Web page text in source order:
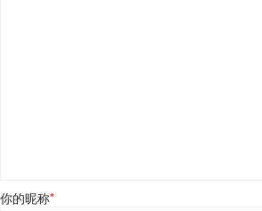
你的昵称*